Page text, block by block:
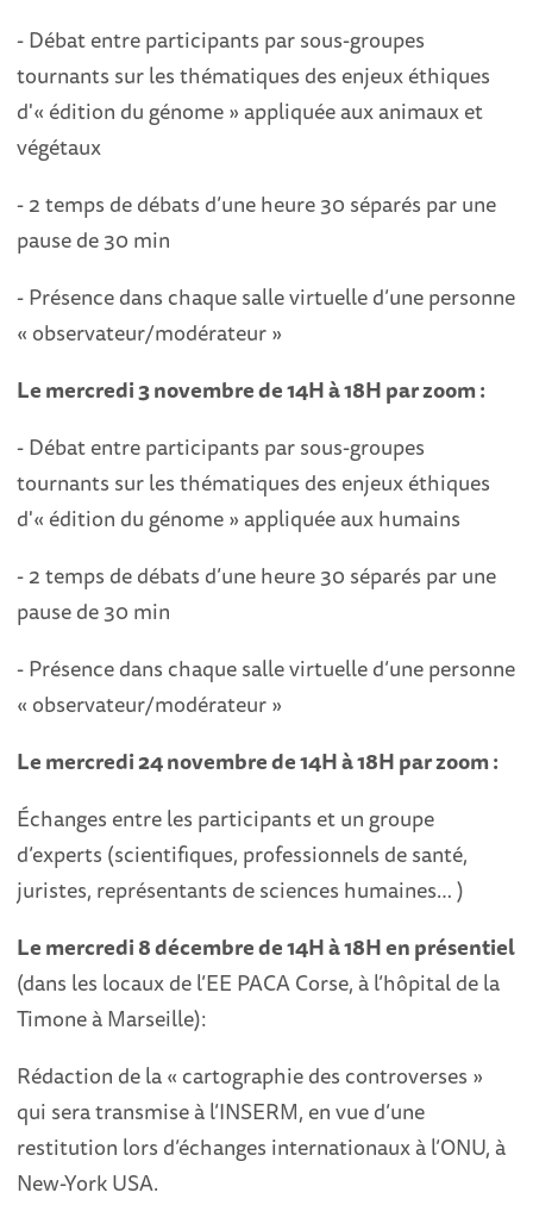
- Débat entre participants par sous-groupes
tournants sur les thématiques des enjeux éthiques
d'« édition du génome » appliquée aux animaux et
végétaux
- 2 temps de débats d’une heure 30 séparés par une
pause de 30 min
- Présence dans chaque salle virtuelle d’une personne
« observateur/modérateur »
Le mercredi 3 novembre de 14H à 18H par zoom :
- Débat entre participants par sous-groupes
tournants sur les thématiques des enjeux éthiques
d'« édition du génome » appliquée aux humains
- 2 temps de débats d’une heure 30 séparés par une
pause de 30 min
- Présence dans chaque salle virtuelle d’une personne
« observateur/modérateur »
Le mercredi 24 novembre de 14H à 18H par zoom :
Échanges entre les participants et un groupe
d’experts (scientifiques, professionnels de santé,
juristes, représentants de sciences humaines… )
Le mercredi 8 décembre de 14H à 18H en présentiel
(dans les locaux de l’EE PACA Corse, à l’hôpital de la
Timone à Marseille):
Rédaction de la « cartographie des controverses »
qui sera transmise à l’INSERM, en vue d’une
restitution lors d’échanges internationaux à l’ONU, à
New-York USA.